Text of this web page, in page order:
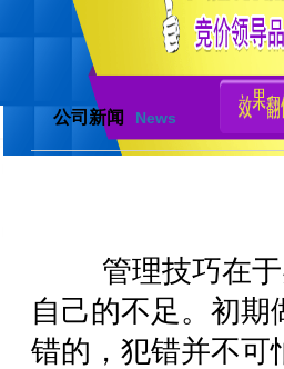
公司新闻 News
管理技巧在于实
自己的不足。初
错的，犯错并不可